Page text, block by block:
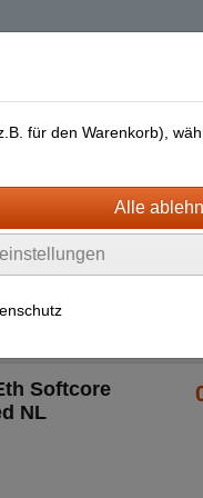
Widerrufsrecht
Softcore
NL
für den Warenkorb),